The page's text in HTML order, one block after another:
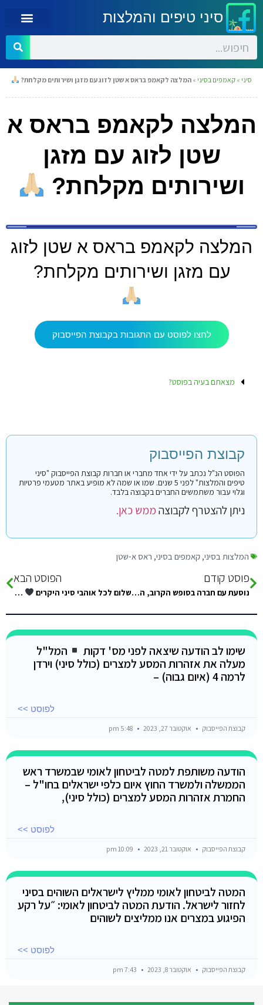
סיני טיפים והמלצות
סיני »קאמפים בסיני »המלצה לקאמפ בראס א שטן לזוג עם מזגן ושירותים מקלחת?
המלצה לקאמפ בראס א
שטן לזוג עם מזגן
ושירותים מקלחת?
המלצה לקאמפ בראס א שטן לזוג
עם מזגן ושירותים מקלחת?
לחצו לפוסט עם התגובות בקבוצת הפייסבוק
מצאתם בעיה בפוסט?
קבוצת הפייסבוק
הפוסט הנ"ל נכתב על ידי אחד מחברי או חברות קבוצת הפייסבוק "סיני
טיפים והמלצות" לפני 5 שנים. שמו או שמה לא מופיע באתר מטעמי פרטיות
וגלוי עבור משתמשים החברים בקבוצה בלבד.
ניתן להצטרף לקבוצהממש כאן.
המלצות בסיני, קאמפים בסיני, ראס א-שטן
פוסט קודם
נוסעת עם חברה בסופש הקרוב, הבנתי שאין צורך בבידוד כרגע כשחוזרים (מחוסנות). רוצות לוודא גם איתכם שהבנו נכון ונשמח להמלצות למקומות…
הפוסט הבא
שלום לכל אוהבי סיני היקרים
שימו לב הודעה שיצאה לפני מס' דקות
המל"ל
מעלה את אזהרות המסע למצרים (כולל סיני) וירדן
לרמה 4 (איום גבוה) –
לפוסט >>
קבוצת הפייסבוק אוקטובר 27, 2023
הודעה משותפת למטה לביטחון לאומי שבמשרד ראש
הממשלה ולמשרד החוץ איום כלפי ישראלים בחו"ל –
החמרת אזהרות המסע למצרים (כולל סיני),
לפוסט >>
קבוצת הפייסבוק אוקטובר 21, 2023
המטה לביטחון לאומי ממליץ לישראלים השוהים בסיני
לחזור לישראל. הודעת המטה לביטחון לאומי: ״על רקע
הפיגוע במצרים אנו ממליצים לשוהים
לפוסט >>
קבוצת הפייסבוק אוקטובר 8, 2023